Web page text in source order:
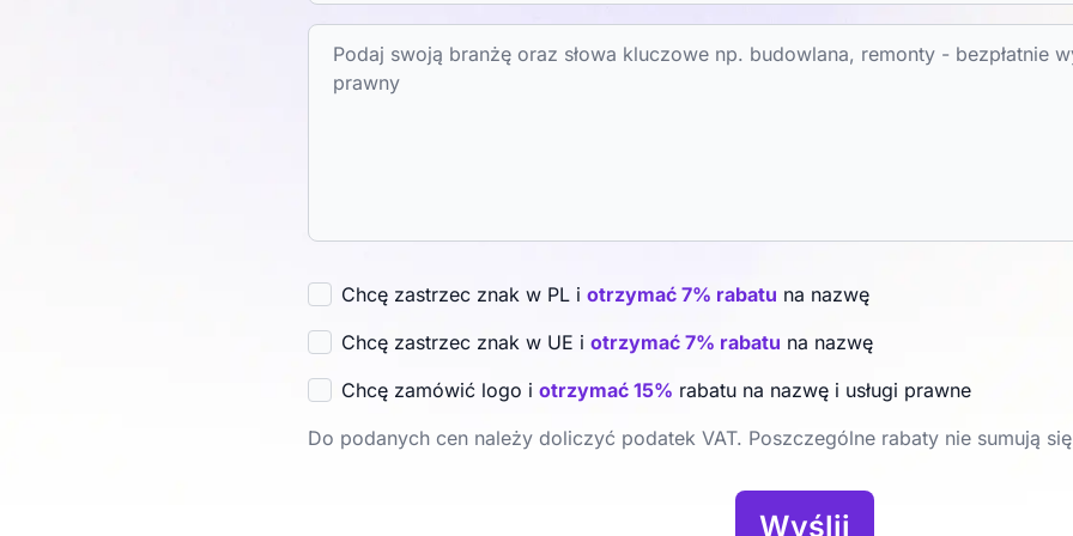
Chcę zastrzec znak w PL i otrzymać 7% rabatu na nazwę
Chcę zastrzec znak w UE i otrzymać 7% rabatu na nazwę
Chcę zamówić logo i otrzymać 15% rabatu na nazwę i usługi prawne
Do podanych cen należy doliczyć podatek VAT. Poszczególne rabaty nie sumują
Wyślij